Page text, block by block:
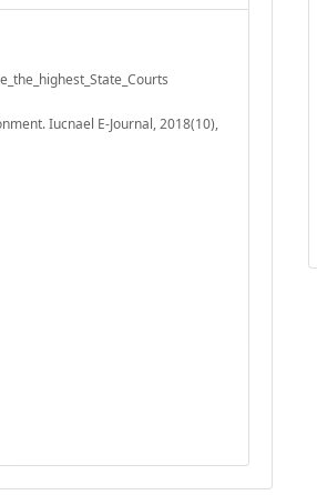
Iucnael E-Journal, 2018(10),